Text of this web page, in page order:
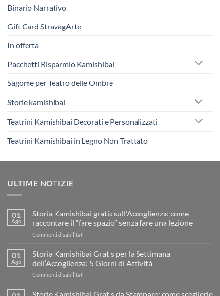
Binario Narrativo
Gift Card StravagArte
In offerta
Pacchetti Risparmio Kamishibai
Sagome per Teatro delle Ombre
Storie kamishibai
Teatrini Kamishibai Decorati e Personalizzati
Teatrini Kamishibai in Legno Non Trattato
ULTIME NOTIZIE
01
Ago
Storia Kamishibai gratis sull’Accoglienza: come
raccontare il “fare spazio” senza fare una lezione
Commenti disabilitati
Kamishibai
gratis
sull’Accoglienza:
il
01
Ago
Storia Kamishibai Gratis per la Settimana
dell’Accoglienza: 5 Giorni di Attività
Commenti disabilitati
Kamishibai
Storie Kamishibai Gratis da Stampare: come sceglierle